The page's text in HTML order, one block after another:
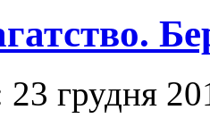
грудня